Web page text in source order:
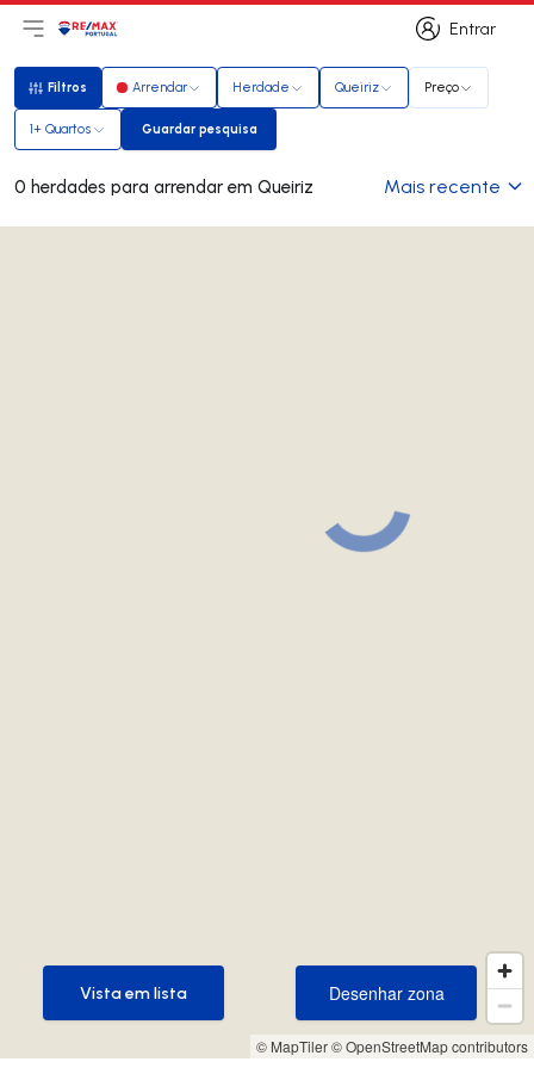
Entrar
Entrar
Abri menu principal
LogoIr para página inicial
Filtros
Filtros Arrendar Herdade Queiriz Preço
1+ Quartos Guardar pesquisa
Guardar pesquisa
0 herdades para arrendar em Queiriz Mais recente
© MapTiler© OpenStreetMap contributors
Desenhar zona
Desenhar zona
Vista em lista
Vista em lista